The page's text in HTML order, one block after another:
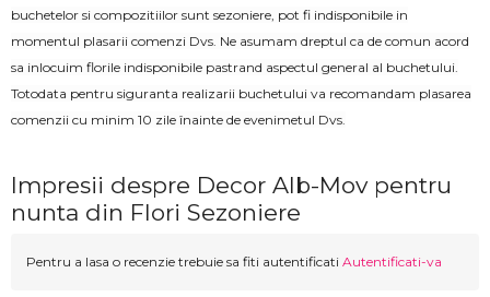
buchetelor si compozitiilor sunt sezoniere, pot fi indisponibile in
momentul plasarii comenzi Dvs. Ne asumam dreptul ca de comun acord
sa inlocuim florile indisponibile pastrand aspectul general al buchetului.
Totodata pentru siguranta realizarii buchetului va recomandam plasarea
comenzii cu minim 10 zile înainte de evenimetul Dvs.
Impresii despre Decor Alb-Mov pentru
nunta din Flori Sezoniere
Pentru a lasa o recenzie trebuie sa fiti autentificati Autentificati-va